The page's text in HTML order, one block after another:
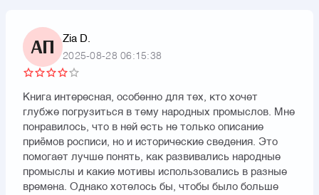
АП Zia D.
2025-08-28 06:15:38
Книга интересная, особенно для тех, кто хочет
глубже погрузиться в тему народных промыслов. Мне
понравилось, что в ней есть не только описание
приёмов росписи, но и исторические сведения. Это
помогает лучше понять, как развивались народные
промыслы и какие мотивы использовались в разные
времена. Однако хотелось бы, чтобы было больше